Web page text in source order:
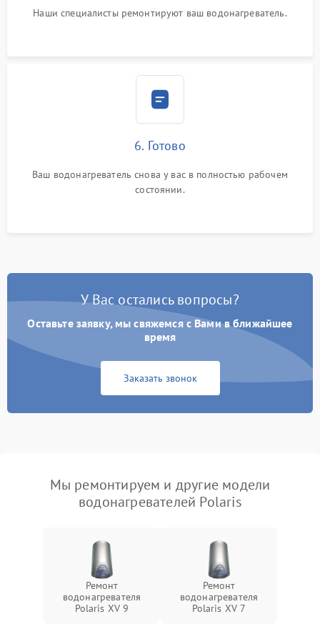
Наши специалисты ремонтируют ваш водонагреватель.
6. Готово
Ваш водонагреватель снова у вас в полностью рабочем
состоянии.
У Вас остались вопросы?
Оставьте заявку, мы свяжемся с Вами в ближайшее
время
Заказать звонок
Мы ремонтируем и другие модели
водонагревателей Polaris
Ремонт
водонагревателя
Polaris XV 9
Ремонт
водонагревателя
Polaris XV 7